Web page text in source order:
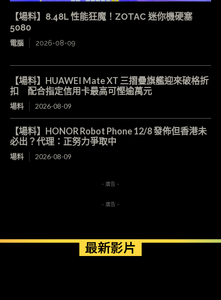
【場料】8.48L 性能狂魔！ZOTAC 迷你機硬塞
5080
電腦 2026-08-09
【場料】HUAWEI Mate XT 三摺疊旗艦迎來破格折
扣 配合指定信用卡最高可慳逾萬元
場料 2026-08-09
【場料】HONOR Robot Phone 12/8 發佈但香港未
必出？代理：正努力爭取中
場料 2026-08-09
- 廣告 -
- 廣告 -
最新影片